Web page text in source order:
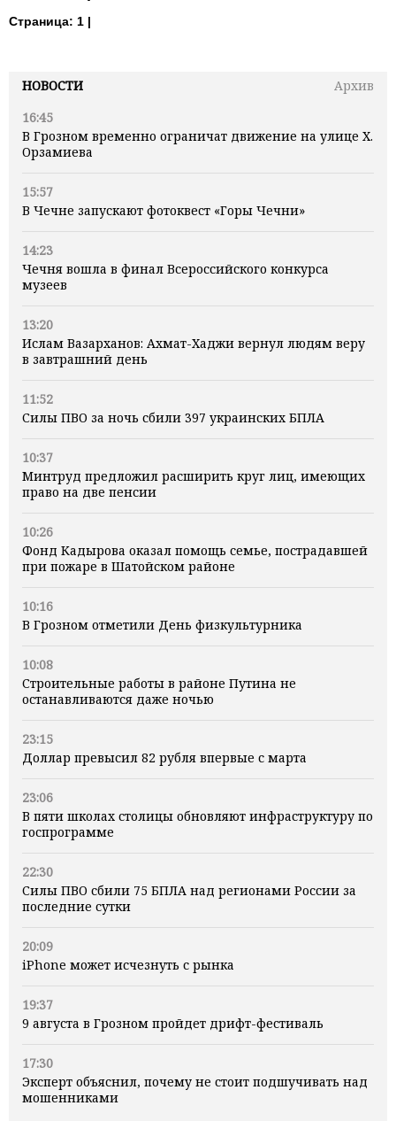
НОВОСТИ
Архив
16:45
В Грозном временно ограничат движение на улице Х.
Орзамиева
15:57
В Чечне запускают фотоквест «Горы Чечни»
14:23
Чечня вошла в финал Всероссийского конкурса
музеев
13:20
Ислам Вазарханов: Ахмат-Хаджи вернул людям веру
в завтрашний день
11:52
Силы ПВО за ночь сбили 397 украинских БПЛА
10:37
Минтруд предложил расширить круг лиц, имеющих
право на две пенсии
10:26
Фонд Кадырова оказал помощь семье, пострадавшей
при пожаре в Шатойском районе
10:16
В Грозном отметили День физкультурника
10:08
Строительные работы в районе Путина не
останавливаются даже ночью
23:15
Доллар превысил 82 рубля впервые с марта
23:06
В пяти школах столицы обновляют инфраструктуру по
госпрограмме
22:30
Силы ПВО сбили 75 БПЛА над регионами России за
последние сутки
20:09
iPhone может исчезнуть с рынка
19:37
9 августа в Грозном пройдет дрифт-фестиваль
17:30
Эксперт объяснил, почему не стоит подшучивать над
мошенниками
Страница: 1 |